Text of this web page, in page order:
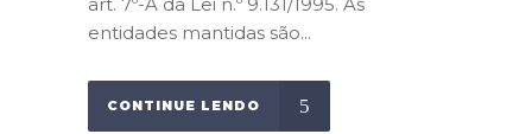
entidades mantidas são...
CONTINUE LENDO